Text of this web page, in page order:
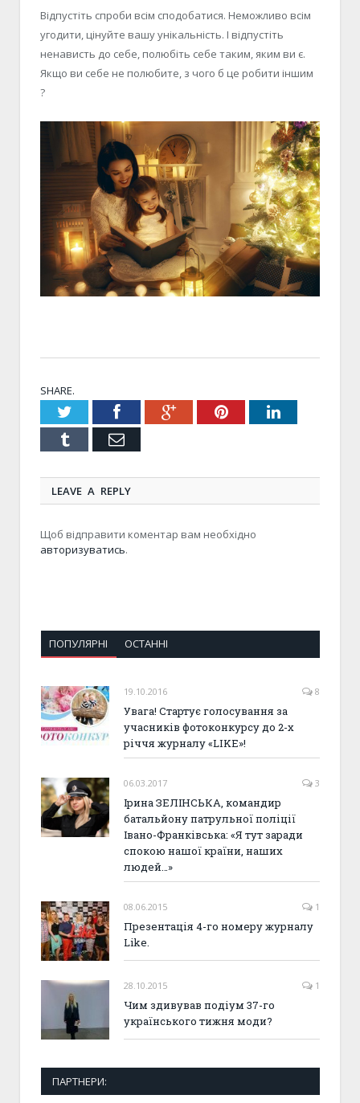
Відпустіть спроби всім сподобатися. Неможливо всім
угодити, цінуйте вашу унікальність. І відпустіть
ненависть до себе, полюбіть себе таким, яким ви є.
Якщо ви себе не полюбите, з чого б це робити іншим
?
SHARE.
TwitterFacebookGoogle+PinterestLinkedIn
Tumblr Email
LEAVE A REPLY
Щоб відправити коментар вам необхідно
авторизуватись.
ПОПУЛЯРНІ ОСТАННІ
19.10.2016 8
Увага! Стартує голосування за
учасників фотоконкурсу до 2-х
річчя журналу «LIKE»!
06.03.2017 3
Ірина ЗЕЛІНСЬКА, командир
батальйону патрульної поліції
Івано-Франківська: «Я тут заради
спокою нашої країни, наших
людей…»
08.06.2015 1
Презентація 4-го номеру журналу
Like.
28.10.2015 1
Чим здивував подіум 37-го
українського тижня моди?
ПАРТНЕРИ: